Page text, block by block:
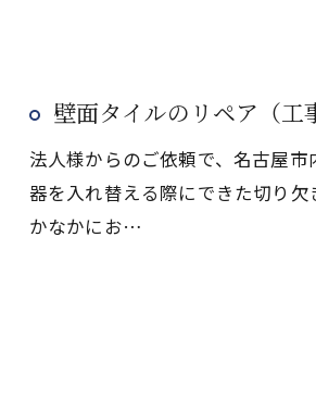
壁面タイルのリペア（工
法人様からのご依頼で、名古屋
器を入れ替える際にできた切り
かなかにお…